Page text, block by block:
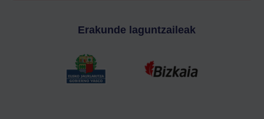
Erakunde laguntzaileak